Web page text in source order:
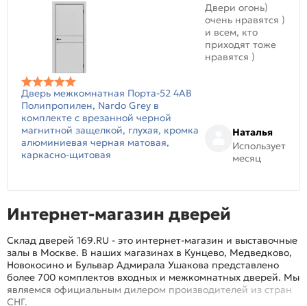
Дверь межкомнатная Порта-52 4AB
Полипропилен, Nardo Grey в
комплекте с врезанной черной
магнитной защелкой, глухая, кромка
алюминиевая черная матовая,
каркасно-щитовая
Двери огонь)
очень нравятся )
и всем, кто
приходят тоже
нравятся )
Наталья
Использует
месяц
Интернет-магазин дверей
Склад дверей 169.RU - это интернет-магазин и выставочные
залы в Москве. В наших магазинах в Кунцево, Медведково,
Новокосино и Бульвар Адмирала Ушакова представлено
более 700 комплектов входных и межкомнатных дверей. Мы
являемся официальным дилером производителей из стран
СНГ.